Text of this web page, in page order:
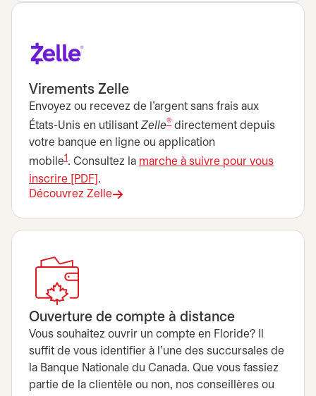
Virements Zelle
Envoyez ou recevez de l’argent sans frais aux
États-Unis en utilisant Zelle® directement depuis
votre banque en ligne ou application
mobile1 . Consultez la marche à suivre pour vous
inscrire [PDF] s’ouvre dans un nouvel onglet
.
Découvrez Zelle
Ouverture de compte à distance
Vous souhaitez ouvrir un compte en Floride? Il
suffit de vous identifier à l'une des succursales de
la Banque Nationale du Canada. Que vous fassiez
partie de la clientèle ou non, nos conseillères ou